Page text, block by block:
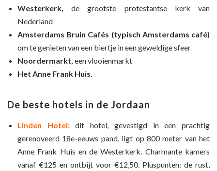
Westerkerk,
de grootste protestantse kerk van
Nederland
Amsterdams Bruin Cafés (typisch Amsterdams café)
om te genieten van een biertje in een geweldige sfeer
Noordermarkt, een vlooienmarkt
Het Anne Frank Huis.
De beste hotels in de Jordaan
Linden Hotel:dit hotel, gevestigd in een prachtig
gerenoveerd 18e-eeuws pand, ligt op 800 meter van het
Anne Frank Huis en de Westerkerk. Charmante kamers
vanaf €125 en ontbijt voor €12,50. Pluspunten: de rust,